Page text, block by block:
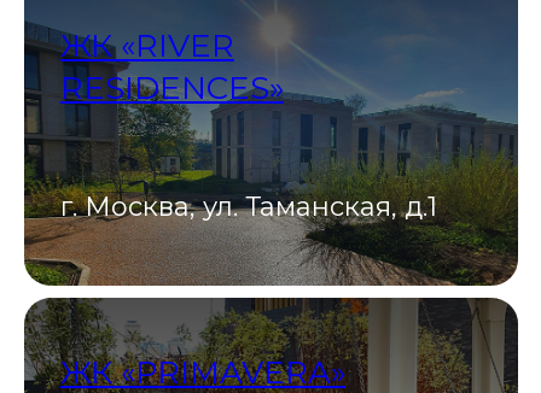
ЖК «RIVER
RESIDENCES»
г. Москва, ул. Таманская, д.1
ЖК «PRIMAVERA»